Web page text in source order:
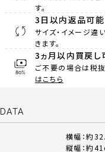
す。
3日以内返品可能
サイズ・イメージ違
きます。
3ヵ月以内買戻し
ご不要の場合は税
はこちら
DATA
横幅：約
縦幅：約